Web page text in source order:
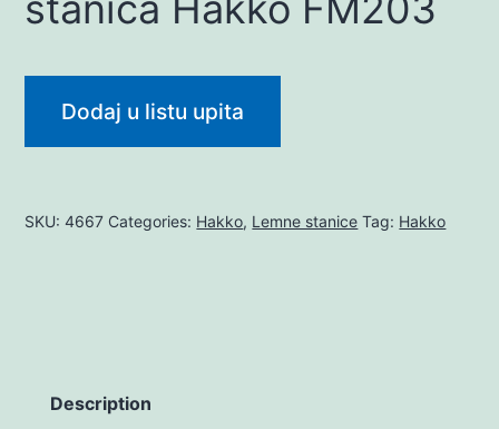
Dodaj u listu upita
SKU:4667 Categories: Hakko, Lemne stanice Tag: Hakko
Description